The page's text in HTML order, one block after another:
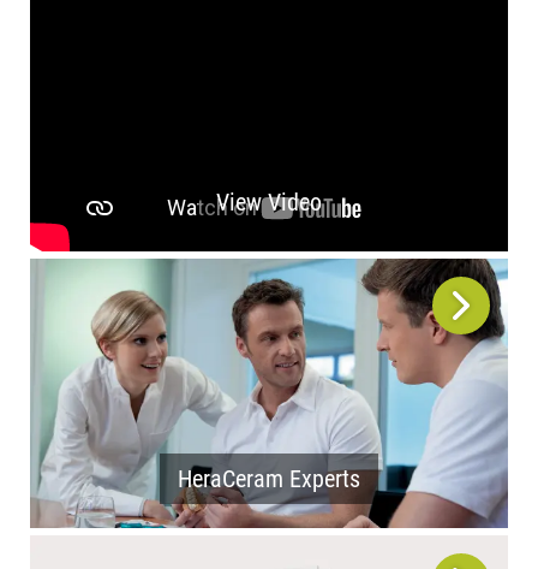
View Video
HeraCeram Experts